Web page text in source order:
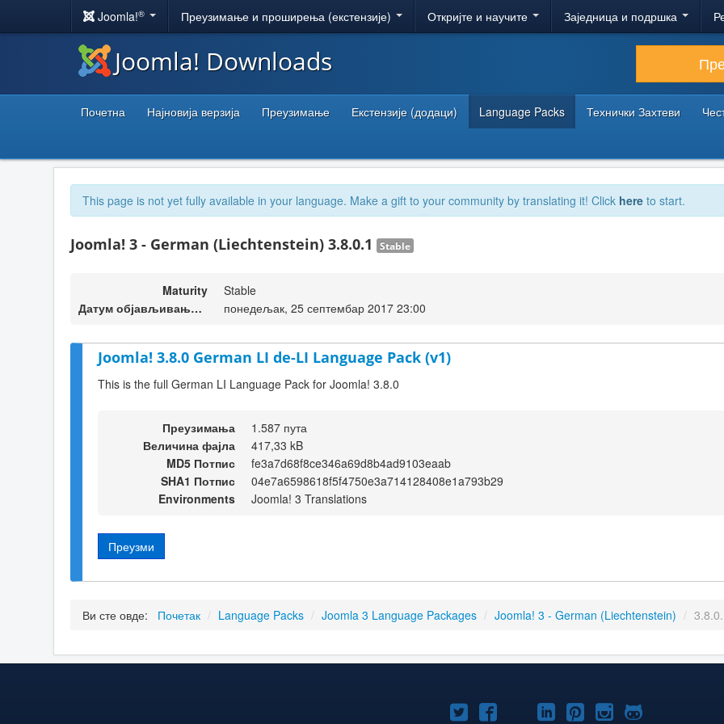
Joomla!® Преузимање и проширења (екстензије) Откријте и научите Заједница и подршка
Joomla! Downloads
Почетна Најновија верзија Преузимање Екстензије (додаци) Language Packs Технички Захтеви
This page is not yet fully available in your language. Make a gift to your community by translating it! Click here to start.
Joomla! 3 - German (Liechtenstein) 3.8.0.1 Stable
Maturity
Stable
Датум објављивања верзије
понедељак, 25 септембар 2017 23:00
Joomla! 3.8.0 German LI de-LI Language Pack (v1)
This is the full German LI Language Pack for Joomla! 3.8.0
Преузимања
1.587 пута
Величина фајла
417,33 kB
MD5 Потпис
fe3a7d68f8ce346a69d8b4ad9103eaab
SHA1 Потпис
04e7a6598618f5f4750e3a714128408e1a793b29
Environments
Joomla! 3 Translations
Преузми
Ви сте овде: Почетак / Language Packs / Joomla 3 Language Packages / Joomla! 3 - German (Liechtenstein) /
Joomla!Joomla!Joomla!
Joomla!Joomla!
Joomla!Joomla!